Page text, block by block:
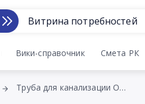
Витрина потребностей
Вики-справочник Смета РК
Труба для канализации OPTIMA Sn10 Ø160 мм